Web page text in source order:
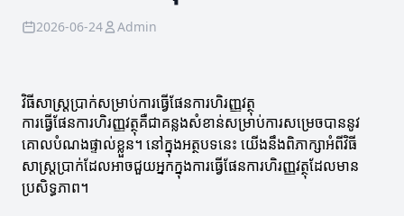
2026-06-24 Admin
វិធីសាស្ត្រប្រាក់សម្រាប់ការធ្វើផែនការហិរញ្ញវត្ថុ
ការធ្វើផែនការហិរញ្ញវត្ថុគឺជាគន្លងសំខាន់សម្រាប់ការសម្រេចបាននូវ
គោលបំណងផ្ទាល់ខ្លួន។ នៅក្នុងអត្ថបទនេះ យើងនឹងពិភាក្សាអំពីវិធី
សាស្ត្រប្រាក់ដែលអាចជួយអ្នកក្នុងការធ្វើផែនការហិរញ្ញវត្ថុដែលមាន
ប្រសិទ្ធភាព។